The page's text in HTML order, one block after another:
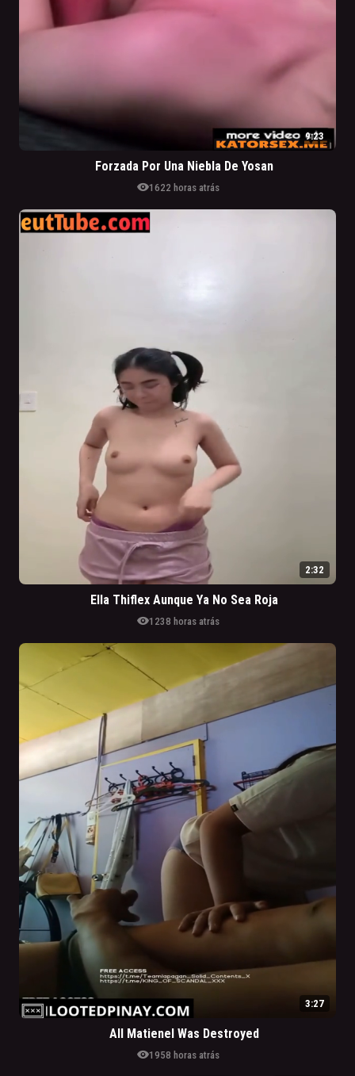
9:23
Forzada Por Una Niebla De Yosan
visibility1622 horas atrás
2:32
Ella Thiflex Aunque Ya No Sea Roja
visibility1238 horas atrás
3:27
All Matienel Was Destroyed
visibility1958 horas atrás